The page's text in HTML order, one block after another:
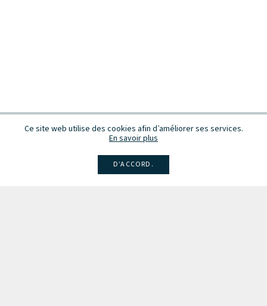
Ce site web utilise des cookies afin d’améliorer ses services.
En savoir plus
D’ACCORD.